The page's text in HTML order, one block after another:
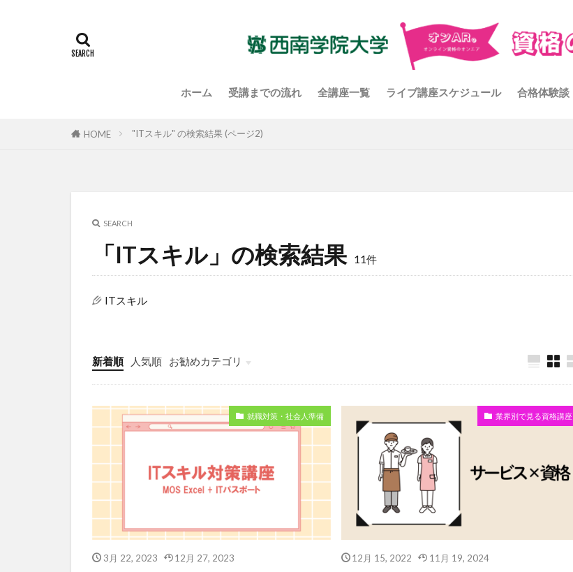
ホーム 受講までの流れ 全講座一覧 ライブ講座スケジュール 合格体験談
HOME "ITスキル" の検索結果 (ページ2)
SEARCH
「ITスキル」の検索結果 11件
ITスキル
新着順 人気順 お勧めカテゴリ
就職対策・社会人準備
3月 22, 2023 12月 27, 2023
業界別で見る資格講座
12月 15, 2022 11月 19, 2024